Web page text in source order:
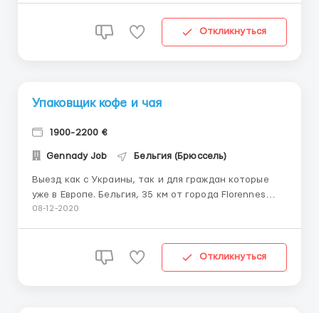
неделю. Есть переработки до 12 часов. Жильё:
Откликнуться
Упаковщик кофе и чая
1900-2200 €
Gennady Job Бельгия (Брюссель)
Выезд как с Украины, так и для граждан которые
уже в Европе. Бельгия, 35 км от города Florennes
требуются работники на упаковку кофе и чая.
сложная. Особых навыков и умений не нужно.
08-12-2020
Откликнуться